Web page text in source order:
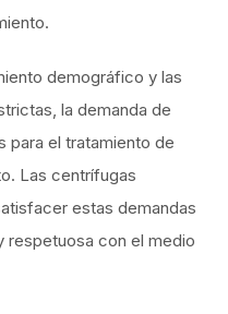
demográfico y las
la demanda de
el tratamiento de
Las centrífugas
estas demandas
respetuosa con el medio